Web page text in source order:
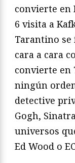
convierte
6 visita a
Tarantino se
cara a cara
convierte en
ningún
detective
Gogh,
universos
Ed Wood o